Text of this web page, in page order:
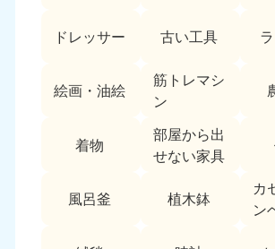
ドレッサー 古い工具
絵画・油絵
筋トレマシ
ン
着物
部屋から出
せない家具
風呂釜 植木鉢
カ
ン
9:00〜19:00 年中無休 9:00〜
島根県
050-1881-5145
四国
香川県
050-1880-9899 050-